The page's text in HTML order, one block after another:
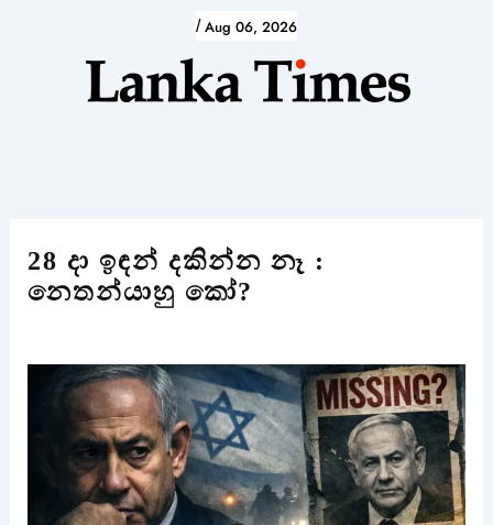
/ Aug 06, 2026
28 දා ඉඳන් දකින්න නෑ :
නෙතන්යාහු කෝ?